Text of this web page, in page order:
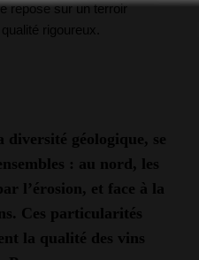
repose sur un terroir
rigoureux.
diversité géologique, se
: au nord, les
l’érosion, et face à la
Ces particularités
la qualité des vins